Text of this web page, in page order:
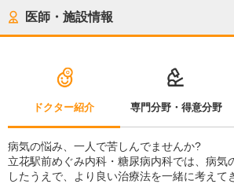
医師・施設情報
ドクター紹介 専門分野・得意分野
病気の悩み、一人で苦しんでませんか?
立花駅前めぐみ内科・糖尿病内科では、病気
したうえで、より良い治療法を一緒に考えて